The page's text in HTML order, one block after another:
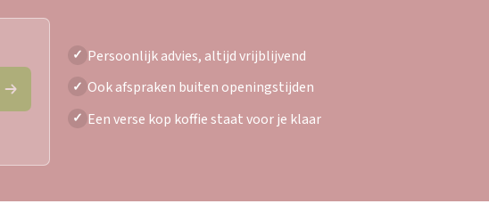
✓ Persoonlijk advies, altijd vrijblijvend
✓ Ook afspraken buiten openingstijden
✓ Een verse kop koffie staat voor je klaar